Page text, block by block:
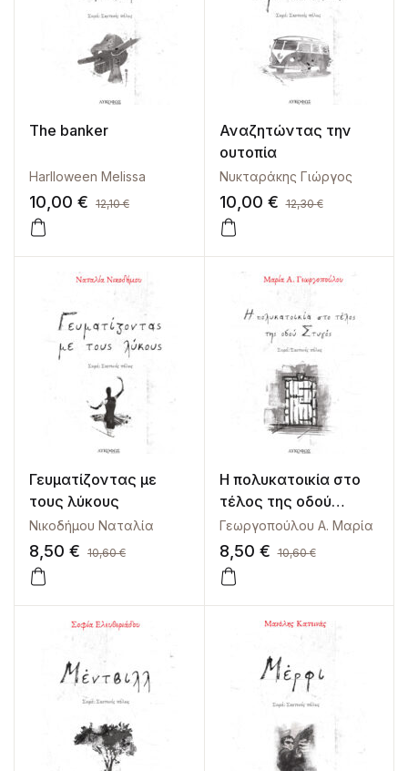
The banker
Harlloween Melissa
10,00 € 12,10€
Αναζητώντας την
ουτοπία
Νυκταράκης Γιώργος
10,00 € 12,30€
Γευματίζοντας με
τους λύκους
Νικοδήμου Ναταλία
8,50 € 10,60€
Η πολυκατοικία στο
τέλος της οδού
Στυγός
Γεωργοπούλου Α. Μαρία
8,50 € 10,60€